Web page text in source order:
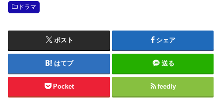
ドラマ
ポスト シェア
はてブ 送る
Pocket feedly